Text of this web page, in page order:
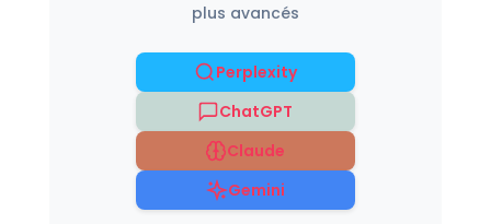
plus avancés
Perplexity
ChatGPT
Claude
Gemini